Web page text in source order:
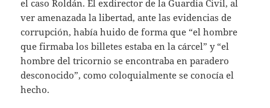
el caso Roldán. El exdirector de la Guardia Civil, al
ver amenazada la libertad, ante las evidencias de
corrupción, había huido de forma que “el hombre
que firmaba los billetes estaba en la cárcel” y “el
hombre del tricornio se encontraba en paradero
desconocido”, como coloquialmente se conocía el
hecho.